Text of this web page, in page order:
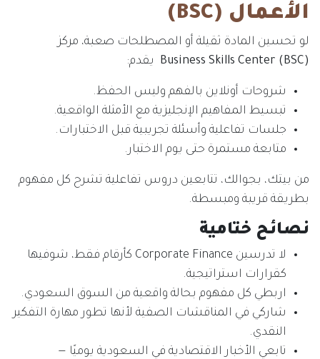
الأعمال (BSC)
لو تحسين المادة ثقيلة أو المصطلحات صعبة، مركز
Business Skills Center (BSC) يقدم:
شروحات أونلاين بالفهم وليس الحفظ.
تبسيط المفاهيم الإنجليزية مع الأمثلة الواقعية.
جلسات تفاعلية وأسئلة تجريبية قبل الاختبارات.
متابعة مستمرة حتى يوم الاختبار.
من بيتك، بجوالك، تتابعين دروس تفاعلية تشرح كل مفهوم
بطريقة قريبة ومبسطة.
نصائح ختامية
لا تدرسين Corporate Finance كأرقام فقط، شوفيها
كقرارات استراتيجية.
اربطي كل مفهوم بحالة واقعية من السوق السعودي.
شاركي في المناقشات الصفية لأنها تطور مهارة التفكير
النقدي.
تابعي الأخبار الاقتصادية في السعودية يوميًا —